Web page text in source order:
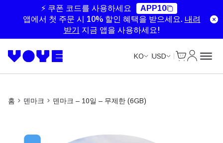
⚡ 쿠폰 코드를 사용하세요
APP10
앱에서 첫 주문 시 10% 할인 혜택을 받으세요. 내려
받기
지금 앱을 사용하세요!
KO USD
홈 덴마크 덴마크 – 10일 – 무제한 (6GB)
Unlimited Data
Unlimited Data
Unlimited Data
Unlimited Data